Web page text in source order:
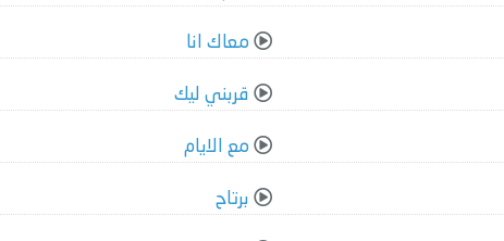
معاك انا
قربني ليك
مع الايام
برتاح